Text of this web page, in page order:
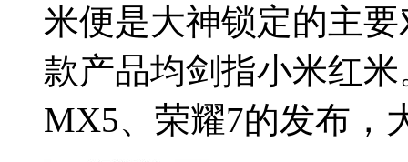
米便是大神锁定的主
款产品均剑指小米红
MX5、荣耀7的发布，